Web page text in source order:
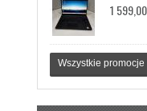
DDR4
1
Wszystkie promocje